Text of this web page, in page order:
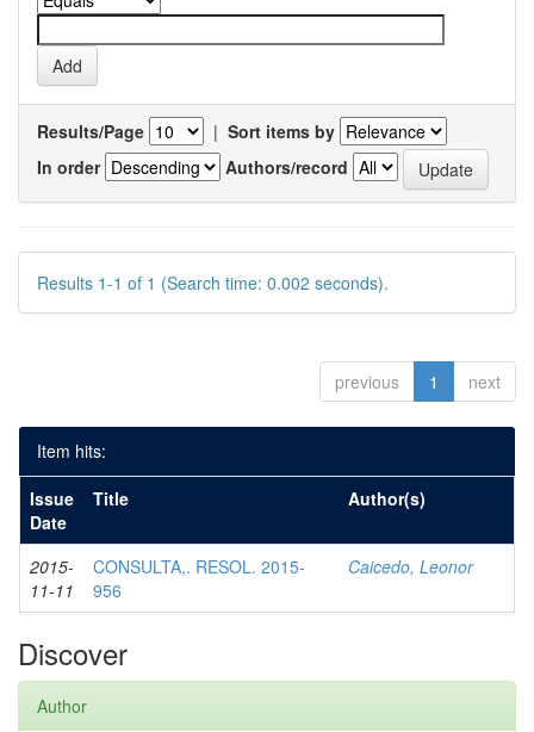
Results/Page | Sort items by
In order
Authors/record
Results 1-1 of 1 (Search time: 0.002 seconds).
previous 1 next
Item hits:
Issue
Date
Title Author(s)
2015-
11-11
CONSULTA,. RESOL. 2015-
956
Caicedo, Leonor
Discover
Author